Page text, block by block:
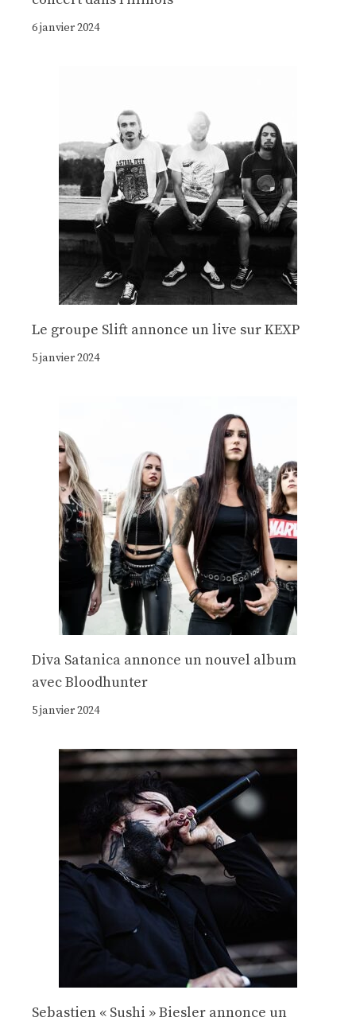
6 janvier 2024
Le groupe Slift annonce un live sur KEXP
5 janvier 2024
Diva Satanica annonce un nouvel album
avec Bloodhunter
5 janvier 2024
Sebastien « Sushi » Biesler annonce un